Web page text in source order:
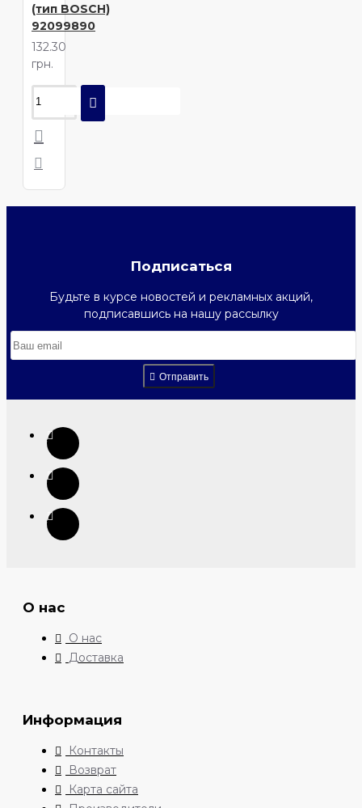
(тип BOSCH)
92099890
132.30
грн.
Подписаться
Будьте в курсе новостей и рекламных акций,
подписавшись на нашу рассылку
Отправить
О нас
О нас
Доставка
Информация
Контакты
Возврат
Карта сайта